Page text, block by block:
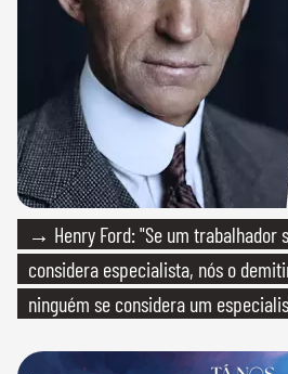
→ Henry Ford: "Se um trabalhador
considera especialista, nós o
ninguém se considera um